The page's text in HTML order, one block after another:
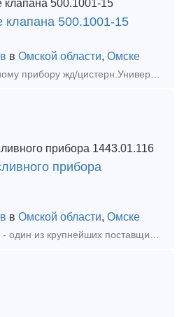
500.1001-15
в Омской области, Омске
прибора
в Омской области, Омске